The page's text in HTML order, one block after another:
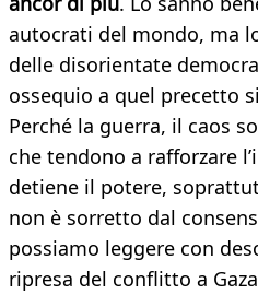
autocrati del mondo, ma
delle disorientate
ossequio a quel precetto
Perché la guerra, il caos
che tendono a rafforzare
detiene il potere,
non è sorretto dal
possiamo leggere con
ripresa del conflitto a